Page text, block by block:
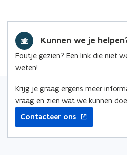
t
e
d
i
o
p
t
e
e
i
n
k
a
Kunnen we je
Foutje gezien? Een link die niet
weten!
Krijg je graag ergens meer
vraag en zien wat we kunnen
Contacteer ons